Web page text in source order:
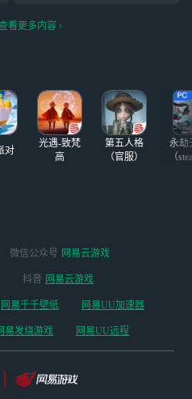
四年前，当时就只
有一个破平板的
我，为了玩游戏来
到了这
看更多内容
对
光遇-致梵
高
第五人格
（官服）
永劫
（
微信公众号 网易云游戏
抖音 网易云游戏
网易千千壁纸 网易UU加速器
易发烧游戏 网易UU远程